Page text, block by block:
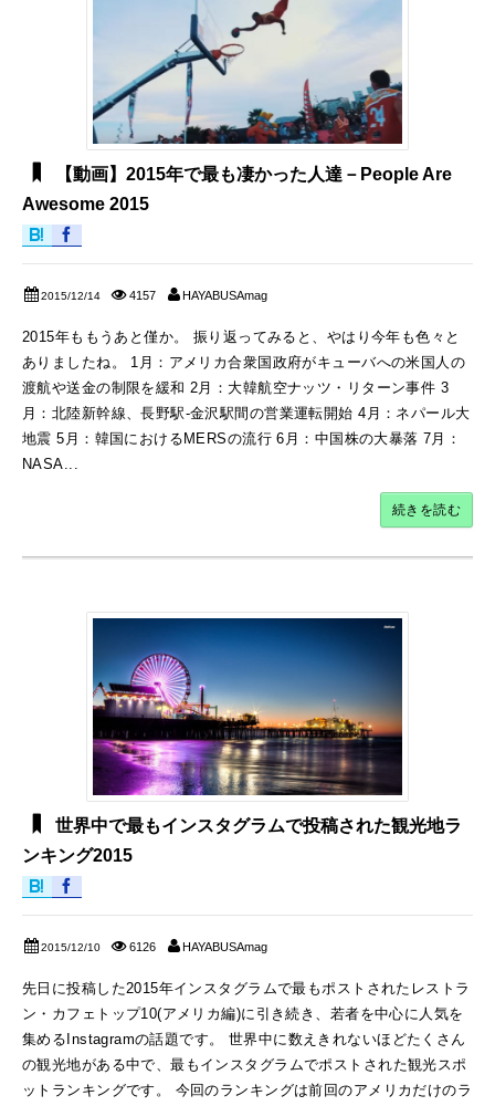
【動画】2015年で最も凄かった人達－People Are
Awesome 2015
2015/12/14 4157 HAYABUSAmag
2015年ももうあと僅か。 振り返ってみると、やはり今年も色々と
ありましたね。 1月：アメリカ合衆国政府がキューバへの米国人の
渡航や送金の制限を緩和 2月：大韓航空ナッツ・リターン事件 3
月：北陸新幹線、長野駅-金沢駅間の営業運転開始 4月：ネパール大
地震 5月：韓国におけるMERSの流行 6月：中国株の大暴落 7月：
NASA...
続きを読む
世界中で最もインスタグラムで投稿された観光地ラ
ンキング2015
2015/12/10 6126 HAYABUSAmag
先日に投稿した2015年インスタグラムで最もポストされたレストラ
ン・カフェトップ10(アメリカ編)に引き続き、若者を中心に人気を
集めるInstagramの話題です。 世界中に数えきれないほどたくさん
の観光地がある中で、最もインスタグラムでポストされた観光スポ
ットランキングです。 今回のランキングは前回のアメリカだけのラ